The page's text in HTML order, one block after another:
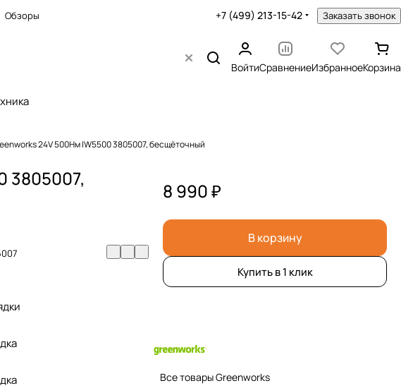
Обзоры +7 (499) 213-15-42 Заказать звонок
ВойтиСравнениеИзбранноеКорзина
24V 500Нм IW5500 3805007, бесщёточный
3805007,
8 990 ₽
В корзину
Купить в 1 клик
Все товары Greenworks